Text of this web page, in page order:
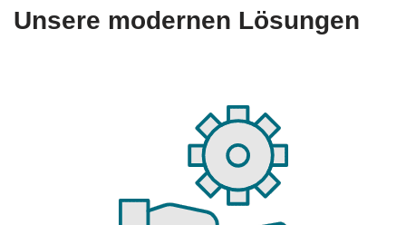
Unsere modernen Lösungen